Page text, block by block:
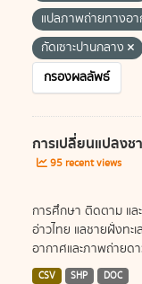
แปลภาพถ่ายทางอ
กัดเซาะปานกลาง
กรองผลลัพธ์
การเปลี่ยนแปลงช
95 recent views
การศึกษา ติดตาม แล
อ่าวไทย แลชายฝั่งท
อากาศและภาพถ่ายดา
CSV SHP DOC